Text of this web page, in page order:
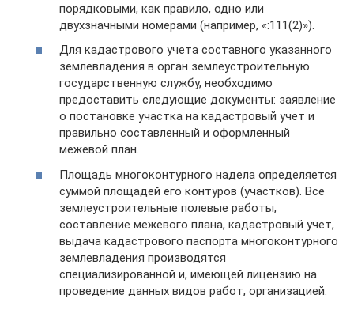
порядковыми, как правило, одно или
двухзначными номерами (например, «:111(2)»).
Для кадастрового учета составного указанного
землевладения в орган землеустроительную
государственную службу, необходимо
предоставить следующие документы: заявление
о постановке участка на кадастровый учет и
правильно составленный и оформленный
межевой план.
Площадь многоконтурного надела определяется
суммой площадей его контуров (участков). Все
землеустроительные полевые работы,
составление межевого плана, кадастровый учет,
выдача кадастрового паспорта многоконтурного
землевладения производятся
специализированной и, имеющей лицензию на
проведение данных видов работ, организацией.